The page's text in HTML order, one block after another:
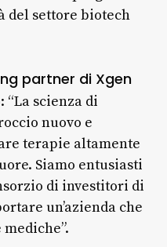
del settore biotech
partner di Xgen
“La scienza di
nuovo e
terapie altamente
Siamo entusiasti
di investitori di
un’azienda che